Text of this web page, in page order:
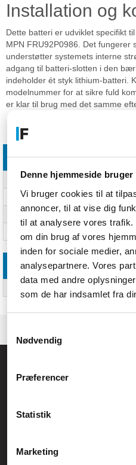
Denne hjemmeside bruger
Vi bruger cookies til at
annoncer, til at vise dig
til at analysere vores
om din brug af vores
inden for sociale medier,
analysepartnere. Vores
data med andre
som de har indsamlet fra
Nødvendig
Præferencer
Statistik
Marketing
Installation og
Dette batteri er udviklet specifikt
MPN FRU92P0986. Det fungerer
understøtter systemets interne
adgang til batteri-slotten i den
indeholder ét styk lithium-batteri.
modelnummer for at sikre fuld
er klar til brug med det samme
Specifikationer
Batteri
Batteritype
Batteriteknologi Lithium
Andre funktioner
CVR.: 26208637
Generelle henvendelser:
Service- og